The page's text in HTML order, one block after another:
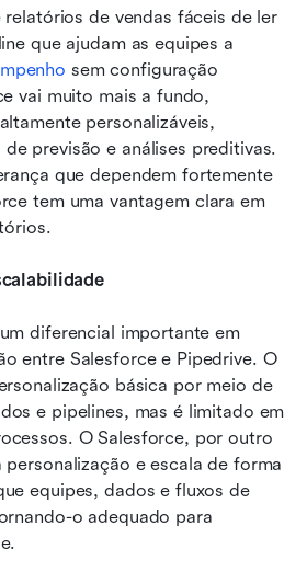
de vendas fáceis de ler
sem configuração
vai muito mais a fundo,
personalizáveis,
previsão e análises preditivas.
que dependem fortemente
tem uma vantagem clara em
diferencial importante em
entre Salesforce e Pipedrive. O
básica por meio de
e pipelines, mas é limitado em
O Salesforce, por outro
e escala de forma
equipes, dados e fluxos de
o adequado para